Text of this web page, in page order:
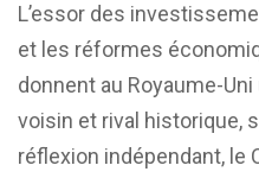
L’essor des
et les réformes
donnent au Royaume-
voisin et rival historique,
réflexion indépendant, le